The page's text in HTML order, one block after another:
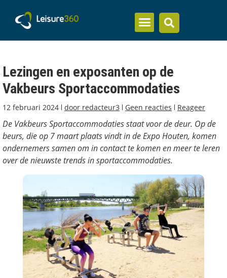
Lezingen en exposanten op de
Vakbeurs Sportaccommodaties
12 februari 2024 door redacteur3 Geen reacties Reageer
De Vakbeurs Sportaccommodaties staat voor de deur. Op de
beurs, die op 7 maart plaats vindt in de Expo Houten, komen
ondernemers samen om in contact te komen en meer te leren
over de nieuwste trends in sportaccommodaties.